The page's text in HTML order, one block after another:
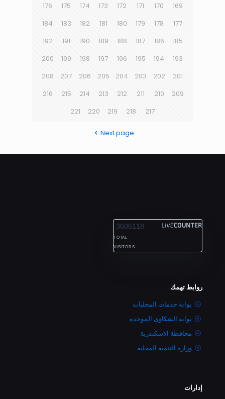
169
170
171
172
173
174
175
176
177
178
179
180
181
182
183
184
185
186
187
188
189
190
191
192
193
194
195
196
197
198
199
200
201
202
203
204
205
206
207
208
209
210
211
212
213
214
215
216
217
218
219
220
221
Next page
3606118
TOTAL
VISITORS
روابط تهمك
بوابة خدمات المحليات
بوابة الشكاوى الموحده
محافظة الاسكندرية
وزارة التنمية المحلية
إدارات